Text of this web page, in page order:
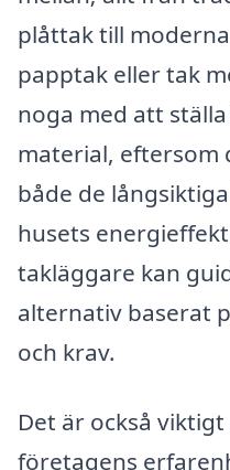
plåttak till
papptak eller tak
noga med att
material, eftersom
både de
husets
takläggare kan
alternativ baserat
och krav.
Det är också
företagens